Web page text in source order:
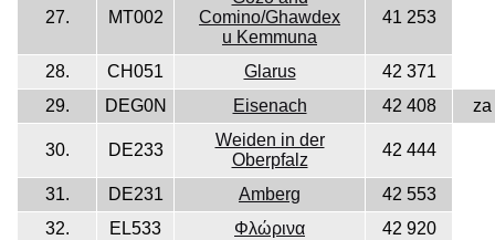
27. MT002
Comino/Ghawdex
u Kemmuna
41 253
28. CH051 Glarus
42 371
29.
DEG0N Eisenach 42 408 za
30. DE233
Weiden in der
Oberpfalz
42 444
31. DE231 Amberg
42 553
32.
EL533 Φλώρινα
42 920